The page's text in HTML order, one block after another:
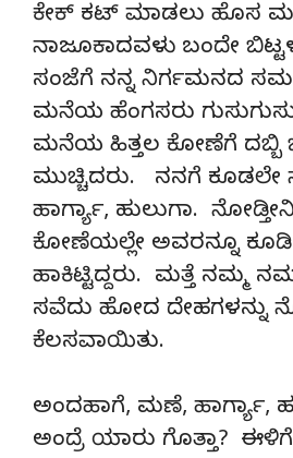
ಕೇಕ್ ಕಟ್ ಮಾಡಲು ಹೊಸ
ನಾಜೂಕಾದವಳು ಬಂದೇ
ಸಂಜೆಗೆ ನನ್ನ ನಿರ್ಗಮನದ
ಮನೆಯ ಹೆಂಗಸರು
ಮನೆಯ ಹಿತ್ತಲ ಕೋಣೆಗೆ ದಬ್ಬಿ
ಮುಚ್ಚಿದರು. ನನಗೆ ಕೂಡಲೇ
ಹಾರ್ಗ್ಯಾ, ಹುಲುಗಾ.
ಕೋಣೆಯಲ್ಲೇ ಅವರನ್ನೂ ಕೂಡಿ
ಹಾಕಿಟ್ಟಿದ್ದರು. ಮತ್ತೆ ನಮ್ಮ
ಸವೆದು ಹೋದ ದೇಹಗಳನ್ನು
ಕೆಲಸವಾಯಿತು.
ಅಂದಹಾಗೆ, ಮಣೆ, ಹಾರ್ಗ್ಯಾ,
ಅಂದ್ರೆ ಯಾರು ಗೊತ್ತಾ?